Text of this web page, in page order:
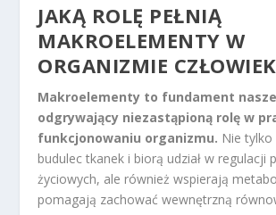
JAKĄ ROLĘ PEŁNIĄ
MAKROELEMENTY W
ORGANIZMIE
Makroelementy to fundament
odgrywający niezastąpioną rolę w
funkcjonowaniu organizmu. Nie
budulec tkanek i biorą udział w regulacji
życiowych, ale również wspierają
pomagają zachować wewnętrzną